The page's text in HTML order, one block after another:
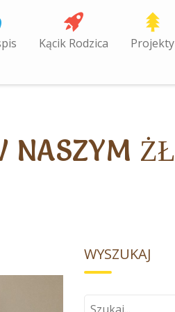
Kącik Rodzica Projekty
NASZYM
WYSZUKAJ
Szukaj